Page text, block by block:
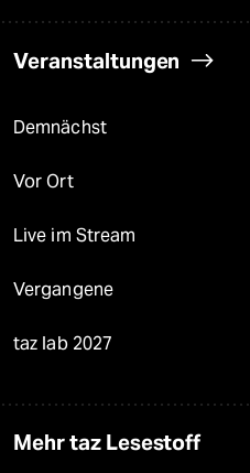
Veranstaltungen
Demnächst
Vor Ort
Live im Stream
Vergangene
taz lab 2027
Mehr taz Lesestoff